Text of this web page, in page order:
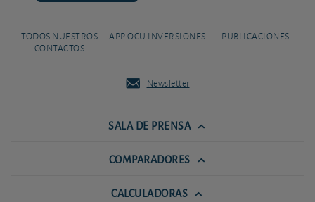
TODOS NUESTROS
CONTACTOS
APP OCU INVERSIONES PUBLICACIONES
Newsletter
SALA DE PRENSA
COMPARADORES
CALCULADORAS